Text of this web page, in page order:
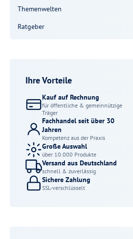
Themenwelten
Ratgeber
Ihre Vorteile
Kauf auf Rechnung
für öffentliche & gemeinnützige
Träger
Fachhandel seit über 30
Jahren
Kompetenz aus der Praxis
Große Auswahl
über 10.000 Produkte
Versand aus Deutschland
schnell & zuverlässig
Sichere Zahlung
SSL-verschlüsselt